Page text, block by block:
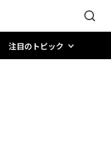
注目のトピック